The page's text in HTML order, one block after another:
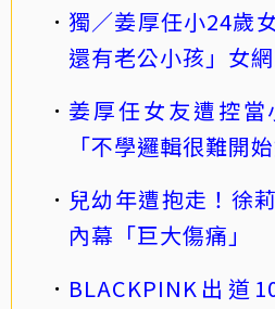
獨／姜厚任小24歲
還有老公小孩」女
姜厚任女友遭控
「不學邏輯很難開始
兒幼年遭抱走！徐
內幕「巨大傷痛」
BLACKPINK出道